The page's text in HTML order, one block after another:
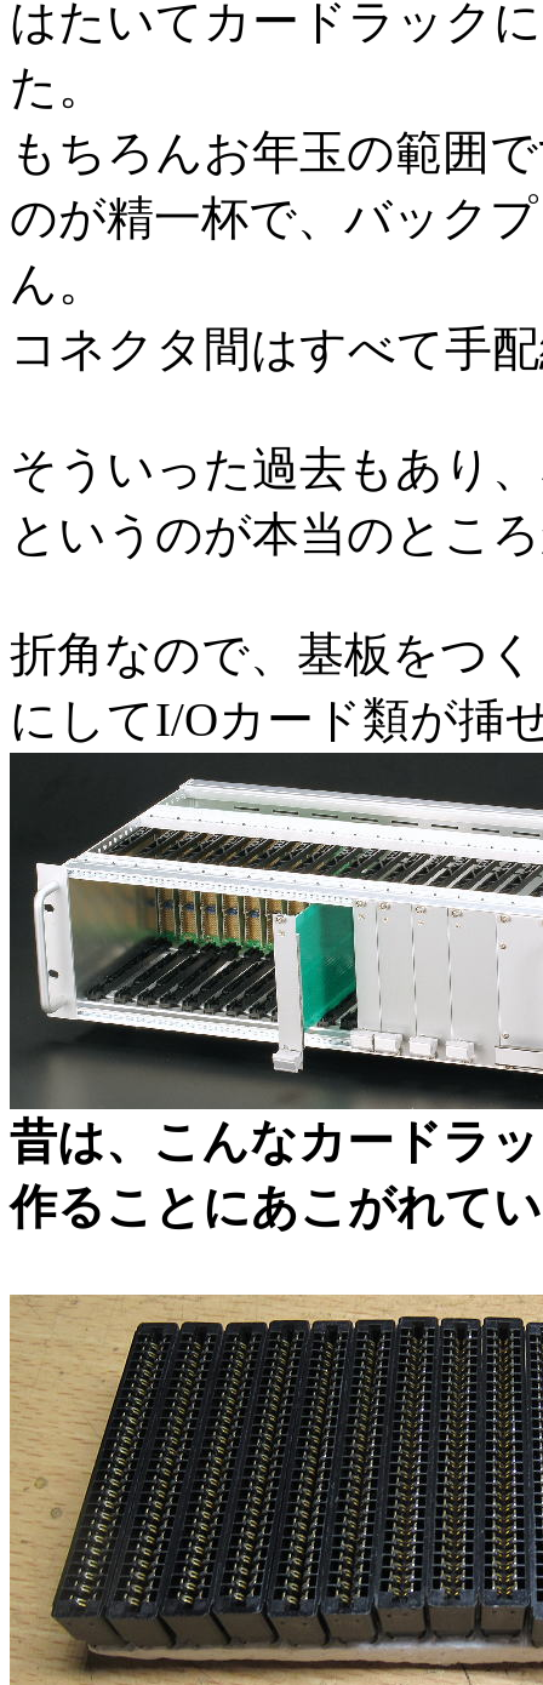
はたいてカードラック
た。
もちろんお年玉の範囲
のが精一杯で、バック
ん。
コネクタ間はすべて手
そういった過去もあり
というのが本当のとこ
折角なので、基板をつ
にしてI/Oカード類が挿
昔は、こんなカードラ
作ることにあこがれて